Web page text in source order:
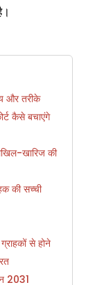
और तरीके
कैसे बचाएंगे
खारिज की
की सच्ची
से होने
2031